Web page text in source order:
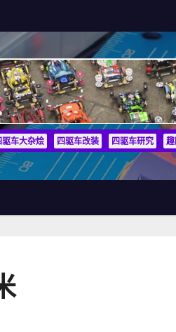
驱车大杂烩 四驱车改装 四驱车研究